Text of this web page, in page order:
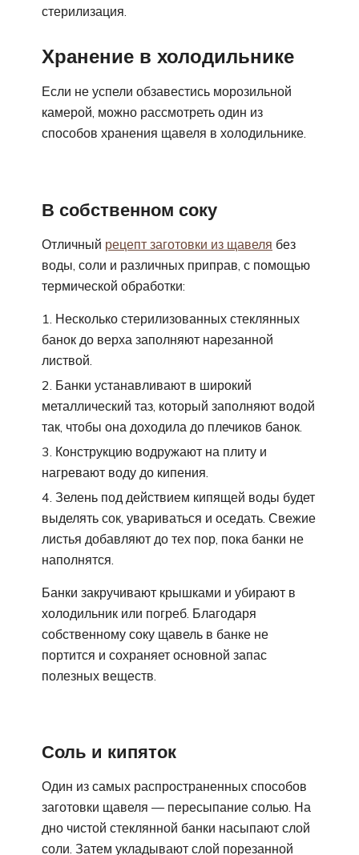
стерилизация.
Хранение в холодильнике
Если не успели обзавестись морозильной
камерой, можно рассмотреть один из
способов хранения щавеля в холодильнике.
В собственном соку
Отличный рецепт заготовки из щавеля без
воды, соли и различных приправ, с помощью
термической обработки:
Несколько стерилизованных стеклянных
банок до верха заполняют нарезанной
листвой.
Банки устанавливают в широкий
металлический таз, который заполняют водой
так, чтобы она доходила до плечиков банок.
Конструкцию водружают на плиту и
нагревают воду до кипения.
Зелень под действием кипящей воды будет
выделять сок, увариваться и оседать. Свежие
листья добавляют до тех пор, пока банки не
наполнятся.
Банки закручивают крышками и убирают в
холодильник или погреб. Благодаря
собственному соку щавель в банке не
портится и сохраняет основной запас
полезных веществ.
Соль и кипяток
Один из самых распространенных способов
заготовки щавеля — пересыпание солью. На
дно чистой стеклянной банки насыпают слой
соли. Затем укладывают слой порезанной